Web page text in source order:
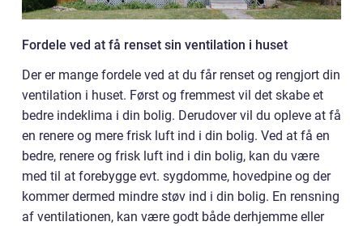
Fordele ved at få renset sin ventilation i huset
Der er mange fordele ved at du får renset og rengjort din
ventilation i huset. Først og fremmest vil det skabe et
bedre indeklima i din bolig. Derudover vil du opleve at få
en renere og mere frisk luft ind i din bolig. Ved at få en
bedre, renere og frisk luft ind i din bolig, kan du være
med til at forebygge evt. sygdomme, hovedpine og der
kommer dermed mindre støv ind i din bolig. En rensning
af ventilationen, kan være godt både derhjemme eller